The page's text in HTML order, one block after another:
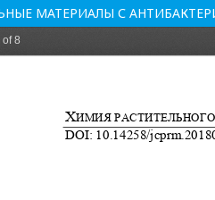
МАТЕРИАЛЫ С